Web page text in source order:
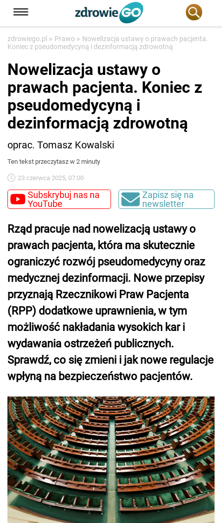
zdrowiego.pl » Prawo » Nowelizacja ustawy o prawach pacjenta.
Koniec z pseudomedycyną i dezinformacją zdrowotną
Nowelizacja ustawy o
prawach pacjenta. Koniec z
pseudomedycyną i
dezinformacją zdrowotną
oprac. Tomasz Kowalski
Ten tekst przeczytasz w 2 minuty
23 czerwca 2025, 07:00
Subskrybuj nas na
YouTube
Zapisz się na
newsletter
Rząd pracuje nad nowelizacją ustawy o
prawach pacjenta, która ma skutecznie
ograniczyć rozwój pseudomedycyny oraz
medycznej dezinformacji. Nowe przepisy
przyznają Rzecznikowi Praw Pacjenta
(RPP) dodatkowe uprawnienia, w tym
możliwość nakładania wysokich kar i
wydawania ostrzeżeń publicznych.
Sprawdź, co się zmieni i jak nowe regulacje
wpłyną na bezpieczeństwo pacjentów.